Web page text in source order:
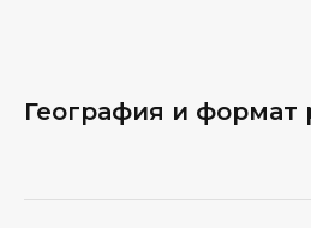
География и формат